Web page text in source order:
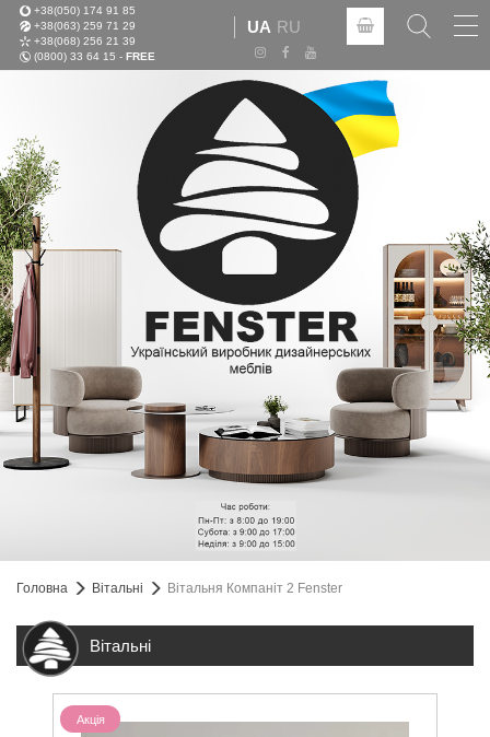
+38(050) 174 91 85
+38(063) 259 71 29
+38(068) 256 21 39
(0800) 33 64 15 - FREE
UA RU
Головна Вітальні Вітальня Компаніт 2 Fenster
Вітальні
Акція